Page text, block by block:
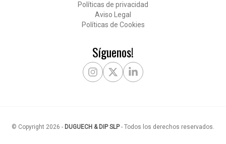
Políticas de privacidad
Aviso Legal
Políticas de Cookies
Síguenos!
InstagramX TwitterLinkedIn
© Copyright 2026 - DUGUECH & DIP SLP- Todos los derechos reservados.